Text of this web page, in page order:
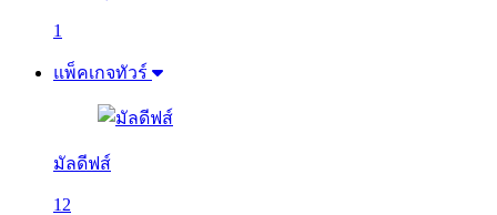
1
แพ็คเกจทัวร์
มัลดีฟส์
12